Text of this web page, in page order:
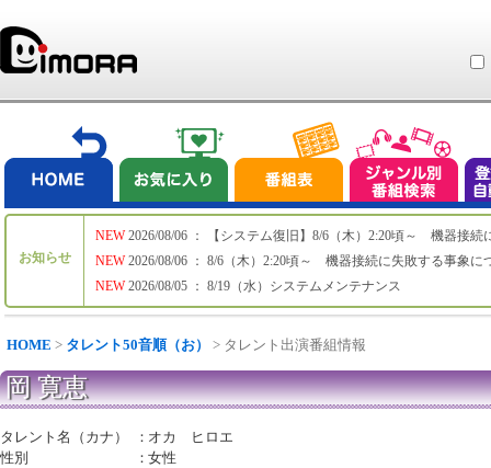
お知らせ
NEW
NEW
NEW
2026/08/06 ： 【システム復旧】8/6（木）2:20頃～ 機器接続
2026/08/06 ： 8/6（木）2:20頃～ 機器接続に失敗する事象に
2026/08/05 ： 8/19（水）システムメンテナンス
HOME > タレント50音順（お） > タレント出演番組情報
岡 寛恵
タレント名（カナ） ： オカ ヒロエ
性別
：女性